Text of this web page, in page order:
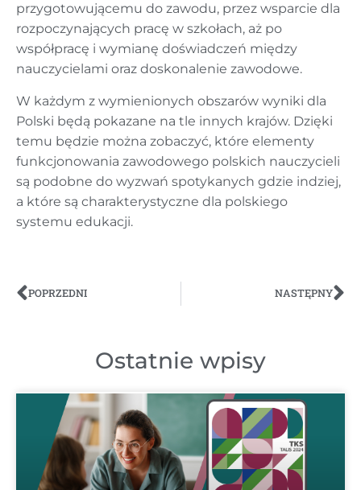
przygotowującemu do zawodu, przez wsparcie dla
rozpoczynających pracę w szkołach, aż po
współpracę i wymianę doświadczeń między
nauczycielami oraz doskonalenie zawodowe.
W każdym z wymienionych obszarów wyniki dla
Polski będą pokazane na tle innych krajów. Dzięki
temu będzie można zobaczyć, które elementy
funkcjonowania zawodowego polskich nauczycieli
są podobne do wyzwań spotykanych gdzie indziej,
a które są charakterystyczne dla polskiego
systemu edukacji.
POPRZEDNI NASTĘPNY
Ostatnie wpisy